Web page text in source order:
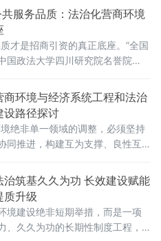
要义在于法治化保障——因为法
预期。当天，中国政法大学法治
设与数字金融研究中心在京正式
动“法治筑基、商业有序——地方
引资和高质量发展路径”法治化营
服务品质：法治化营商环境
才是招商引资的真正底座。”全国
国政法大学四川研究院名誉院
与数字金融研究中心揭牌仪式上
。他指出，《公平竞争审查条
各地招商引资的竞争焦点已从“拼
“拼服务高地”“拼法治高地”，长期
明的法治环境与公共服务成为吸
商环境与经济系统工程和法治
设路径探讨
绝非单一领域的调整，必须坚持
同推进，构建互为支撑、良性互
7日在中国政法大学法治化营商
字金融研究中心揭牌仪式上作出
在题为《营商环境与经济、法治
路径探讨》的主题演讲中，系统
程思维推进营商环境建设的理论
治筑基久久为功 长效建设赋能
质升级
境建设绝非短期举措，而是一项
、久久为功的长期性制度工程，